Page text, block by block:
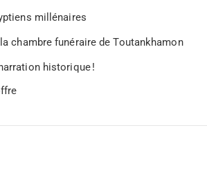
millénaires
chambre funéraire de Toutankhamon
historique !